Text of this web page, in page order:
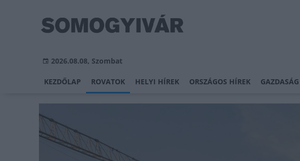
2026.08.08, Szombat
KEZDŐLAP ROVATOK HELYI HÍREK ORSZÁGOS HÍREK GAZDASÁG